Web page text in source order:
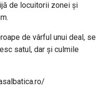
de locuitorii zonei şi
de vârful unui deal, se
satul, dar și culmile